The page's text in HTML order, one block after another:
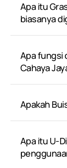
Apa itu
biasanya
Apa fungsi
Cahaya
Apakah
Apa itu U-